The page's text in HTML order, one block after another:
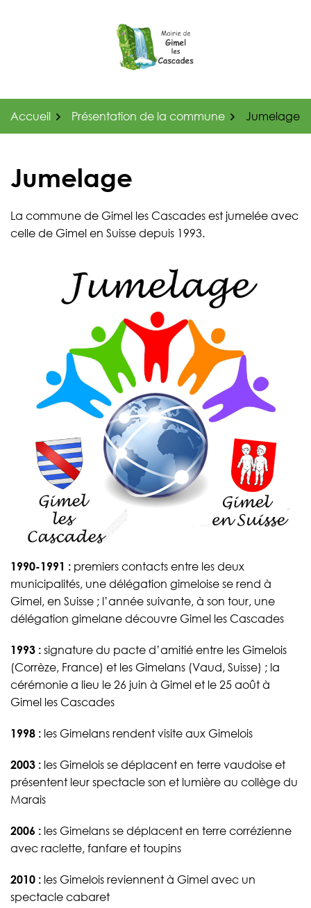
Accueil Présentation de la commune Jumelage
Jumelage
La commune de Gimel les Cascades est jumelée avec
celle de Gimel en Suisse depuis 1993.
1990-1991 : premiers contacts entre les deux
municipalités, une délégation gimeloise se rend à
Gimel, en Suisse ; l’année suivante, à son tour, une
délégation gimelane découvre Gimel les Cascades
1993 : signature du pacte d’amitié entre les Gimelois
(Corrèze, France) et les Gimelans (Vaud, Suisse) ; la
cérémonie a lieu le 26 juin à Gimel et le 25 août à
Gimel les Cascades
1998 : les Gimelans rendent visite aux Gimelois
2003 : les Gimelois se déplacent en terre vaudoise et
présentent leur spectacle son et lumière au collège du
Marais
2006 : les Gimelans se déplacent en terre corrézienne
avec raclette, fanfare et toupins
2010 : les Gimelois reviennent à Gimel avec un
spectacle cabaret